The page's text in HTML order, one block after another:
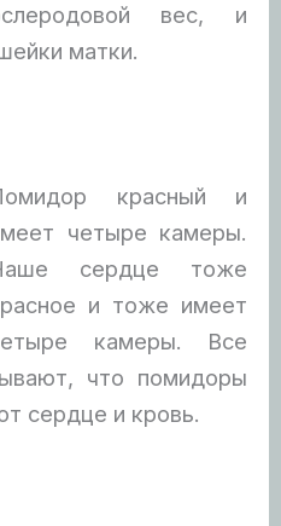
вес, и
матки.
красный и
четыре камеры.
сердце тоже
и тоже имеет
камеры. Все
что помидоры
сердце и кровь.